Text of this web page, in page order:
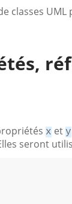
classes
x et y
seront